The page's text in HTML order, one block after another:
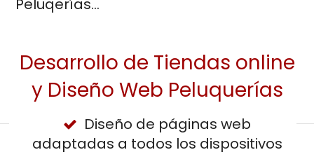
Peluqerías...
Desarrollo de Tiendas online
y Diseño Web Peluquerías
Diseño de páginas web
adaptadas a todos los dispositivos